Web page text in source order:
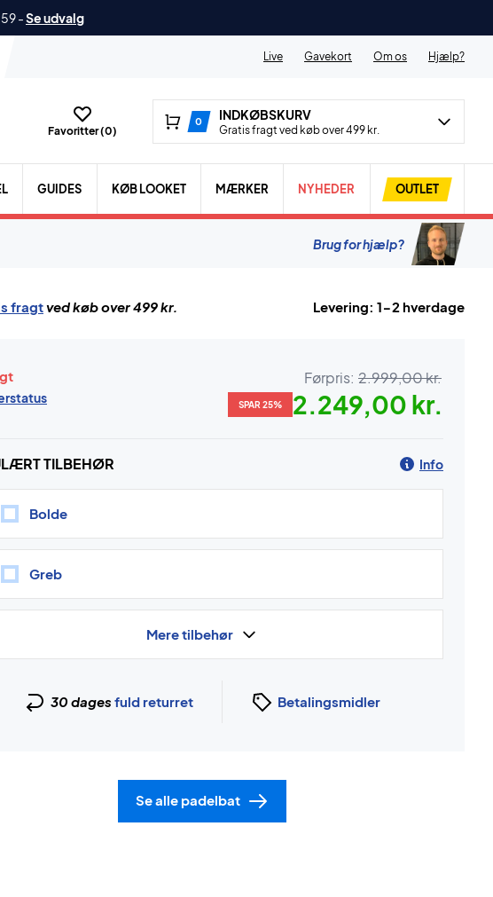
-Se udvalg
Live Gavekort Om os Hjælp?
Favoritter (0)
0 INDKØBSKURV
Gratis fragt ved køb over 499 kr.
GUIDES KØB LOOKET MÆRKER NYHEDER OUTLET
Brug for hjælp?
fragtved køb over 499 kr. Levering: 1-2 hverdage
Førpris: 2.999,00 kr.
SPAR 25% 2.249,00 kr.
TILBEHØR Info
Bolde
Greb
Mere tilbehør
30 dages fuld returret Betalingsmidler
Se alle padelbat